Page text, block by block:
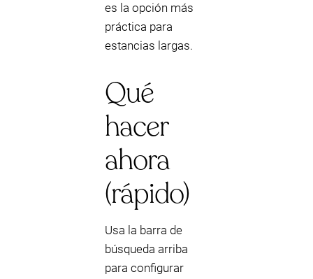
es la opción más
práctica para
estancias largas.
Qué
hacer
ahora
(rápido)
Usa la barra de
búsqueda arriba
para configurar